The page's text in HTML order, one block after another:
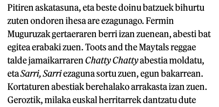
Pitiren askatasuna, eta beste doinu batzuek bihurtu
zuten ondoren ihesa are ezagunago. Fermin
Muguruzak gertaeraren berri izan zuenean, abesti bat
egitea erabaki zuen. Toots and the Maytals reggae
talde jamaikarraren Chatty Chattyabestia moldatu,
etaSarri, Sarriezaguna sortu zuen, egun bakarrean.
Kortaturen abestiak berehalako arrakasta izan zuen.
Geroztik, milaka euskal herritarrek dantzatu dute